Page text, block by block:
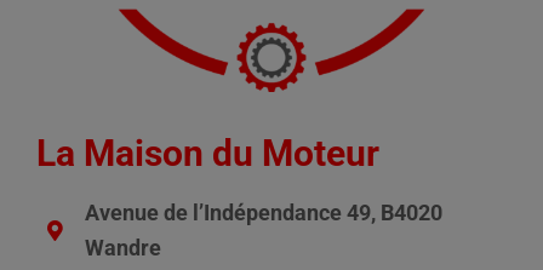
La Maison du Moteur
Avenue de l’Indépendance 49, B4020
Wandre